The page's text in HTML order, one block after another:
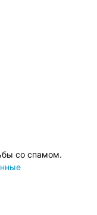
со спамом.